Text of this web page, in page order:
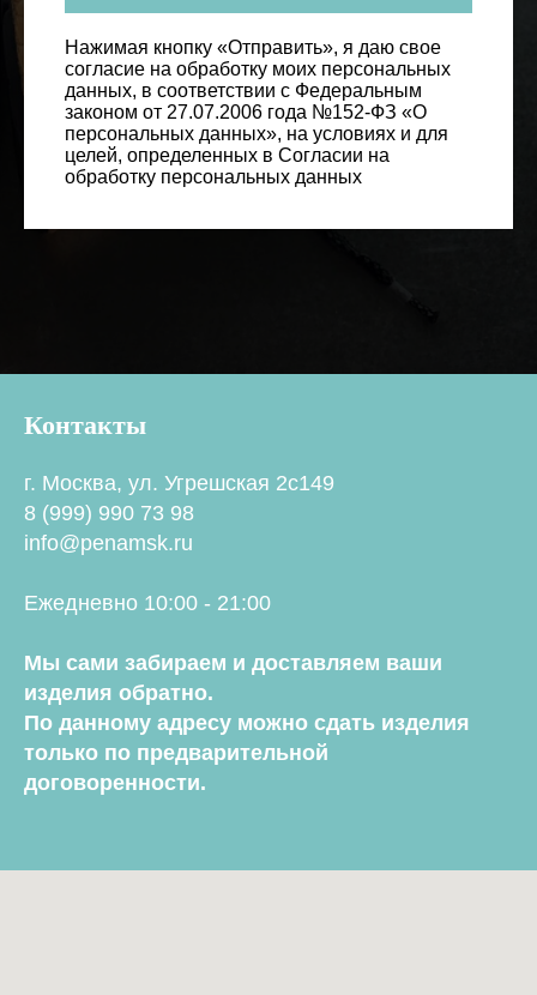
Нажимая кнопку «Отправить», я даю свое
согласие на обработку моих персональных
данных, в соответствии с Федеральным
законом от 27.07.2006 года №152-ФЗ «О
персональных данных», на условиях и для
целей, определенных в Согласии на
обработку персональных данных
Контакты
г. Москва, ул. Угрешская 2с149
8 (999) 990 73 98
info@penamsk.ru
Ежедневно 10:00 - 21:00
Мы сами забираем и доставляем ваши
изделия обратно.
По данному адресу можно сдать изделия
только по предварительной
договоренности.